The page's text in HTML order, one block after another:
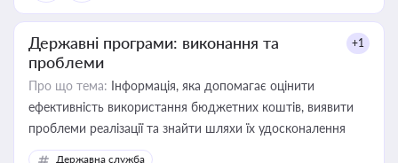
Державні програми: виконання та
проблеми
+1
Про що тема: Інформація, яка допомагає оцінити
ефективність використання бюджетних коштів, виявити
проблеми реалізації та знайти шляхи їх удосконалення
Державна служба